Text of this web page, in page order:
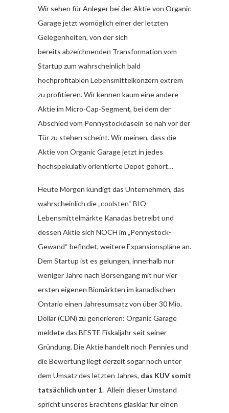
Wir sehen für Anleger bei der Aktie von Organic
Garage jetzt womöglich einer der letzten
Gelegenheiten, von der sich
bereits abzeichnenden Transformation vom
Startup zum wahrscheinlich bald
hochprofitablen Lebensmittelkonzern extrem
zu profitieren. Wir kennen kaum eine andere
Aktie im Micro-Cap-Segment, bei dem der
Abschied vom Pennystockdasein so nah vor der
Tür zu stehen scheint. Wir meinen, dass die
Aktie von Organic Garage jetzt in jedes
hochspekulativ orientierte Depot gehört…
Heute Morgen kündigt das Unternehmen, das
wahrscheinlich die „coolsten“ BIO-
Lebensmittelmärkte Kanadas betreibt und
dessen Aktie sich NOCH im „Pennystock-
Gewand“ befindet, weitere Expansionspläne an.
Dem Startup ist es gelungen, innerhalb nur
weniger Jahre nach Börsengang mit nur vier
ersten eigenen Biomärkten im kanadischen
Ontario einen Jahresumsatz von über 30 Mio.
Dollar (CDN) zu generieren: Organic Garage
meldete das BESTE Fiskaljahr seit seiner
Gründung. Die Aktie handelt noch Pennies und
die Bewertung liegt derzeit sogar noch unter
dem Umsatz des letzten Jahres, das KUV somit
tatsächlich unter 1. Allein dieser Umstand
spricht unseres Erachtens glasklar für einen